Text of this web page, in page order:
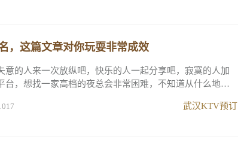
，这篇文章对你玩耍非常成效
意的人来一次放纵吧，快乐的人一起分享吧，寂寞的人加
台，想找一家高档的夜总会非常困难，不知道从什么地方
最...
武汉KTV预订